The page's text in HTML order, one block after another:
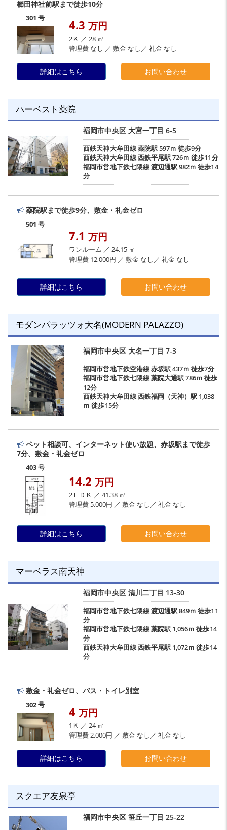
櫛田神社前駅まで徒歩10分
301 号 4.3 万円
2Ｋ ／ 28 ㎡
管理費 なし ／ 敷金 なし／ 礼金 なし
詳細はこちら お問い合わせ
ハーベスト薬院
福岡市中央区 大宮一丁目 6-5
西鉄天神大牟田線薬院駅597ｍ 徒歩9分
西鉄天神大牟田線西鉄平尾駅726ｍ 徒歩11分
福岡市営地下鉄七隈線渡辺通駅982ｍ 徒歩14
分
薬院駅まで徒歩9分、敷金・礼金ゼロ
501 号
7.1 万円
ワンルーム ／ 24.15 ㎡
管理費 12,000円 ／ 敷金 なし／ 礼金 なし
詳細はこちら お問い合わせ
モダンパラッツォ大名(MODERN PALAZZO)
福岡市中央区 大名一丁目 7-3
福岡市営地下鉄空港線赤坂駅437ｍ 徒歩7分
福岡市営地下鉄七隈線薬院大通駅786ｍ 徒歩
12分
西鉄天神大牟田線西鉄福岡（天神）駅 1,038
ｍ 徒歩15分
ペット相談可、インターネット使い放題、赤坂駅まで徒歩
7分、敷金・礼金ゼロ
403 号
14.2 万円
2ＬＤＫ ／ 41.38 ㎡
管理費 5,000円 ／ 敷金 なし／ 礼金 なし
詳細はこちら お問い合わせ
マーベラス南天神
福岡市中央区 清川二丁目 13-30
福岡市営地下鉄七隈線渡辺通駅849ｍ 徒歩11
分
福岡市営地下鉄七隈線薬院駅 1,056ｍ 徒歩14
分
西鉄天神大牟田線西鉄平尾駅 1,072ｍ 徒歩14
分
敷金・礼金ゼロ、バス・トイレ別室
302 号 4 万円
1Ｋ ／ 24 ㎡
管理費 2,000円 ／ 敷金 なし／ 礼金 なし
詳細はこちら お問い合わせ
スクエア友泉亭
福岡市中央区 笹丘一丁目 25-22